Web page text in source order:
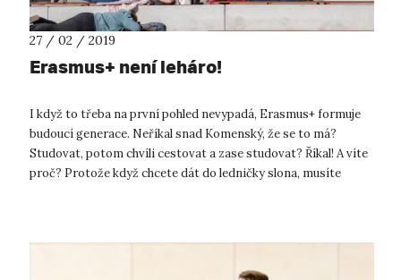
27 / 02 / 2019
Erasmus+ není leháro!
I když to třeba na první pohled nevypadá, Erasmus+ formuje
budoucí generace. Neříkal snad Komenský, že se to má?
Studovat, potom chvíli cestovat a zase studovat? Říkal! A víte
proč? Protože když chcete dát do ledničky slona, musíte